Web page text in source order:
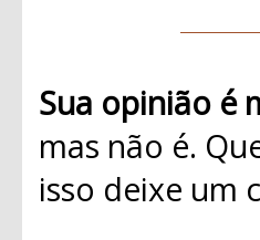
Sua opinião é
mas não é.
isso deixe um